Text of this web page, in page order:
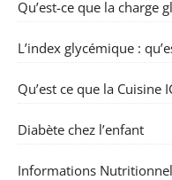
Qu’est-ce que la charge
L’index glycémique :
Qu’est ce que la Cuisine
Diabète chez l’enfant
Informations